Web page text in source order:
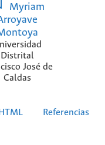
Myriam
Distrital
José de
Caldas
Referencias